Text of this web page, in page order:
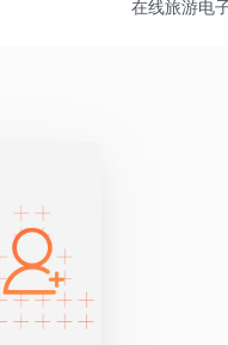
在线旅游电